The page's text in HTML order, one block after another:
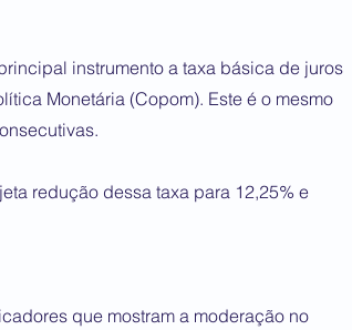
instrumento a taxa básica de juros
Monetária (Copom). Este é o mesmo
redução dessa taxa para 12,25% e
que mostram a moderação no